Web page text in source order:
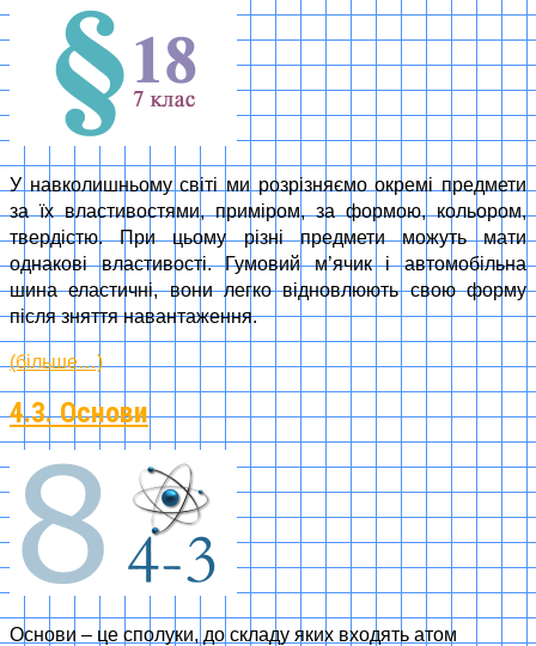
У навколишньому світі ми розрізняємо окремі предмети
за їх властивостями, приміром, за формою, кольором,
твердістю. При цьому різні предмети можуть мати
однакові властивості. Гумовий м’ячик і автомобільна
шина еластичні, вони легко відновлюють свою форму
після зняття навантаження.
(більше…)
4.3. Основи
Основи – це сполуки, до складу яких входять атом